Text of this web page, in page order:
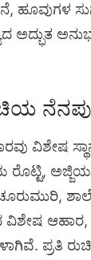
ಹೂವುಗಳ
ಅದ್ಭುತ
ವಿಶೇಷ
ಅಜ್ಜಿಯ
ಚೂರುಮುರಿ,
ಆಹಾರ,
ಪ್ರತಿ